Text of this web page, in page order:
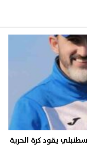
يقود كرة الحرية